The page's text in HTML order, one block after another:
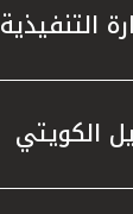
التنفيذية
الكويتي